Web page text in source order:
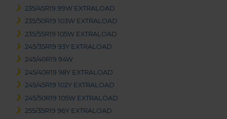
235/45R19 99W EXTRALOAD
235/50R19 103W EXTRALOAD
235/55R19 105W EXTRALOAD
245/35R19 93Y EXTRALOAD
245/40R19 94W
245/40R19 98Y EXTRALOAD
245/45R19 102Y EXTRALOAD
245/50R19 105W EXTRALOAD
255/35R19 96Y EXTRALOAD